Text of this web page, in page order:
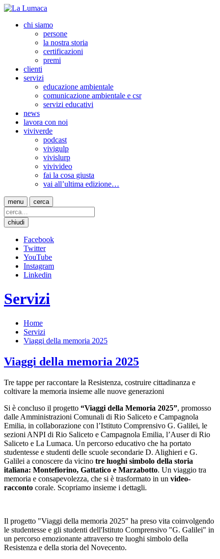
chi siamo
persone
la nostra storia
certificazioni
premi
clienti
servizi
educazione ambientale
comunicazione ambientale e csr
servizi educativi
news
lavora con noi
viviverde
podcast
vivigulp
vivislurp
vivivideo
fai la cosa giusta
vai all’ultima edizione…
menu cerca
chiudi
Facebook
Twitter
YouTube
Instagram
Linkedin
Servizi
Home
Servizi
Viaggi della memoria 2025
Viaggi della memoria 2025
Tre tappe per raccontare la Resistenza, costruire cittadinanza e
coltivare la memoria insieme alle nuove generazioni
Si è concluso il progetto “Viaggi della Memoria 2025”, promosso
dalle Amministrazioni Comunali di Rio Saliceto e Campagnola
Emilia, in collaborazione con l’Istituto Comprensivo G. Galilei, le
sezioni ANPI di Rio Saliceto e Campagnola Emilia, l’Auser di Rio
Saliceto e La Lumaca. Un percorso educativo che ha portato
studentesse e studenti delle scuole secondarie D. Alighieri e G.
Galilei a conoscere da vicino tre luoghi simbolo della storia
italiana: Montefiorino, Gattatico e Marzabotto. Un viaggio tra
memoria e consapevolezza, che si è trasformato in un video-
racconto corale. Scopriamo insieme i dettagli.
Il progetto "Viaggi della memoria 2025" ha preso vita coinvolgendo
le studentesse e gli studenti dell'Istituto Comprensivo "G. Galilei" in
un percorso emozionante attraverso tre luoghi simbolo della
Resistenza e della storia del Novecento.